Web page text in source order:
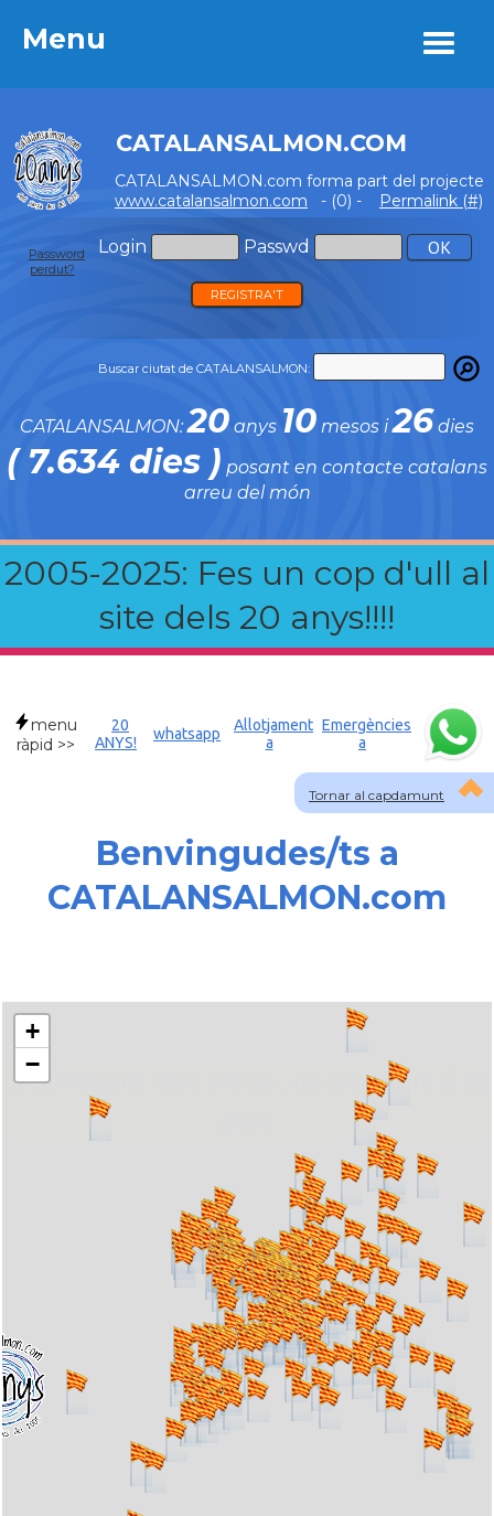
Menu
CATALANSALMON.COM
CATALANSALMON.com forma part del projecte
www.catalansalmon.com - (0) - Permalink (#)
Login Passwd
Password
perdut?
REGISTRA'T
Buscar ciutat de CATALANSALMON:
CATALANSALMON:20 anys 10 mesos i26 dies
( 7.634 dies ) posant en contacte catalans
arreu del món
2005-2025: Fes un cop d'ull al
site dels 20 anys!!!!
Menu
Tornar al capdamunt
menu
ràpid >>
20
ANYS!
whatsapp
Allotjament
a
Emergències
a
Benvingudes/ts a
CATALANSALMON.com
... carregant 484 webs... un moment si us
+
−